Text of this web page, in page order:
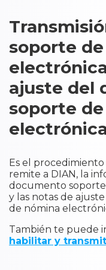
soporte
ajuste del
soporte
Es el
remite a DIAN, la
documento
y las notas de
de nómina
También te puede
habilitar y